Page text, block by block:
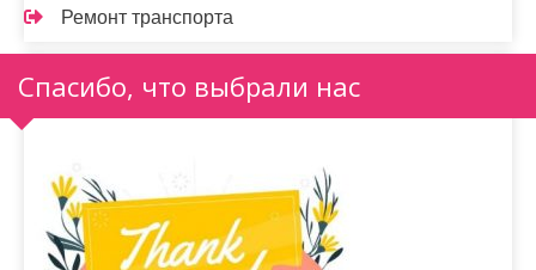
Ремонт транспорта
Спасибо, что выбрали нас